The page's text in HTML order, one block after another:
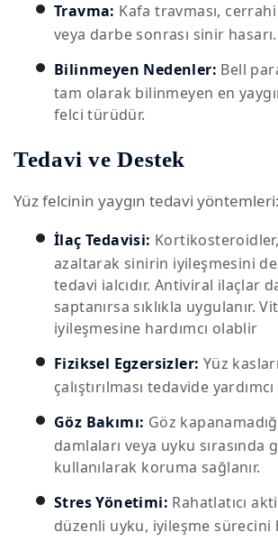
Travma: Kafa travması,
veya darbe sonrası sinir hasarı.
Bilinmeyen Nedenler: Bell
tam olarak bilinmeyen en
felci türüdür.
Tedavi ve Destek
Yüz felcinin yaygın tedavi yöntemleri:
İlaç Tedavisi:
azaltarak sinirin iyileşmesini
tedavi ialcıdır. Antiviral ilaçlar
saptanırsa sıklıkla uygulanır.
iyileşmesine hardımcı olablir
Fiziksel Egzersizler: Yüz
çalıştırılması tedavide
Göz Bakımı: Göz
damlaları veya uyku sırasında
kullanılarak koruma sağlanır.
Stres Yönetimi: Rahatlatıcı
düzenli uyku, iyileşme sürecini